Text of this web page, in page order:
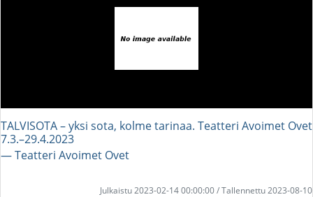
TALVISOTA – yksi sota, kolme tarinaa. Teatteri Avoimet Ovet
7.3.–29.4.2023
― Teatteri Avoimet Ovet
Julkaistu 2023-02-14 00:00:00 / Tallennettu 2023-08-10